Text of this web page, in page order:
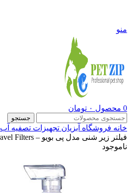
منو
0 محصول ۰ تومان
جستجو
خانه فروشگاه آبزیان تجهیزات تصفیه آب
فیلتر زیر شنی مدل پی بویو – Boyu Undergravel Filters
ناموجود